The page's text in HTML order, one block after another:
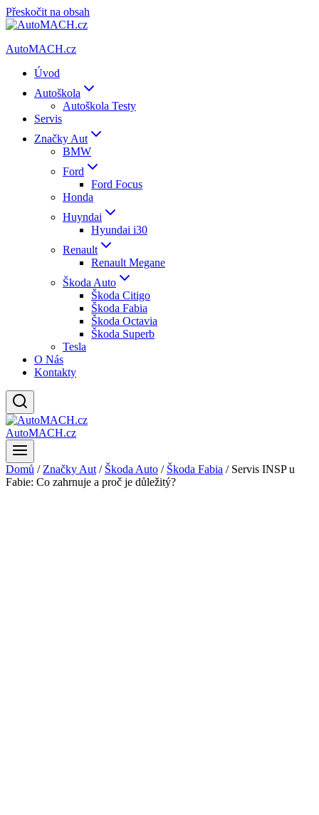
Přeskočit na obsah
AutoMACH.cz
Úvod
Autoškola
Autoškola Testy
Servis
Značky Aut
BMW
Ford
Ford Focus
Honda
Huyndai
Hyundai i30
Renault
Renault Megane
Škoda Auto
Škoda Citigo
Škoda Fabia
Škoda Octavia
Škoda Superb
Tesla
O Nás
Kontakty
AutoMACH.cz
Domů / Značky Aut / Škoda Auto / Škoda Fabia / Servis INSP u
Fabie: Co zahrnuje a proč je důležitý?